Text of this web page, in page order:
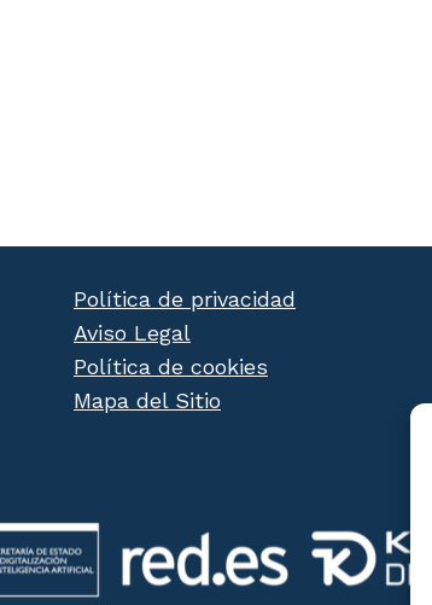
Política de privacidad
Aviso Legal
Política de cookies
Mapa del Sitio